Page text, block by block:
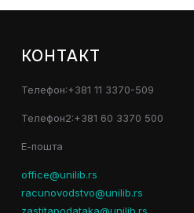
КОНТАКТ
Телефон:+381 11 3370-509
Телефон2:+381 60 3370 500
Е-пошта
office@unilib.rs
racunovodstvo@unilib.rs